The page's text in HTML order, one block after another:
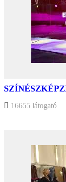
16655 látogató